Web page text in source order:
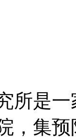
所是
，集